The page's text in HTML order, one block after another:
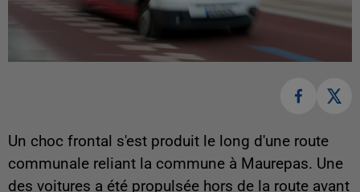
Un choc frontal s'est produit le long d'une route
communale reliant la commune à Maurepas. Une
des voitures a été propulsée hors de la route avant